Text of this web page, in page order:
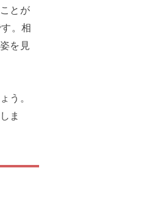
とが
。相
を見
う。
ま